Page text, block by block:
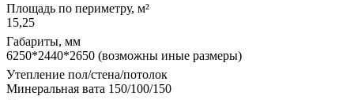
Площадь по периметру, м²
15,25
Габариты, мм
6250*2440*2650 (возможны иные размеры)
Утепление пол/стена/потолок
Минеральная вата 150/100/150